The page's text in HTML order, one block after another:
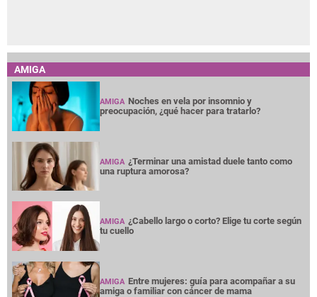
AMIGA
AMIGA Noches en vela por insomnio y
preocupación, ¿qué hacer para tratarlo?
AMIGA ¿Terminar una amistad duele tanto como
una ruptura amorosa?
AMIGA ¿Cabello largo o corto? Elige tu corte según
tu cuello
AMIGA Entre mujeres: guía para acompañar a su
amiga o familiar con cáncer de mama